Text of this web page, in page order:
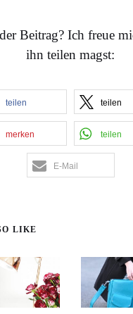
Beitrag? Ich freue
ihn teilen magst:
teilen teilen
merken teilen
E-Mail
LIKE